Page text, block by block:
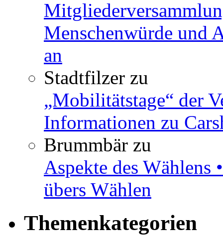
Menschenwürde und
an
Stadtfilzer zu
„Mobilitätstage“ der
Informationen zu
Brummbär zu
Aspekte des
übers Wählen
Themenkategorien